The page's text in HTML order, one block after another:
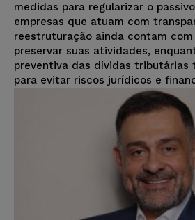
medidas para regularizar o
empresas que atuam com
reestruturação ainda contam
preservar suas atividades,
preventiva das dívidas tributárias
para evitar riscos jurídicos e